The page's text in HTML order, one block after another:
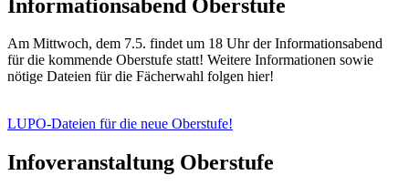
Informationsabend Oberstufe
Am Mittwoch, dem 7.5. findet um 18 Uhr der Informationsabend
für die kommende Oberstufe statt! Weitere Informationen sowie
nötige Dateien für die Fächerwahl folgen hier!
LUPO-Dateien für die neue Oberstufe!
Infoveranstaltung Oberstufe